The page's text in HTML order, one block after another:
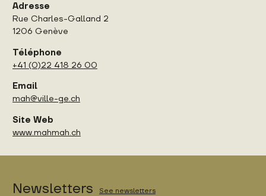
Adresse
Rue Charles-Galland 2
1206 Genève
Téléphone
+41 (0)22 418 26 00
Email
mah@ville-ge.ch
Site Web
www.mahmah.ch
Newsletters See newsletters